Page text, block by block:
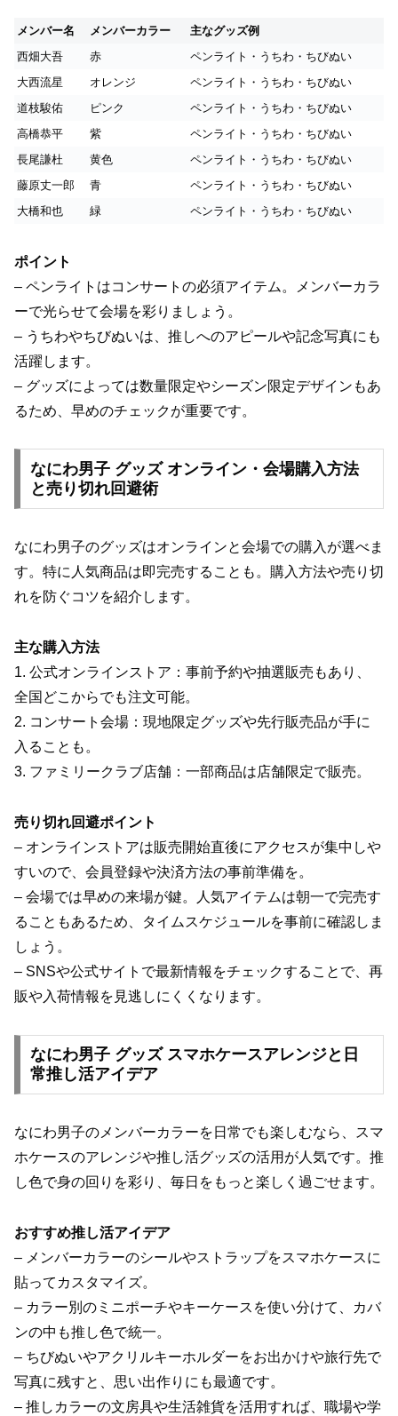
メンバー名 メンバーカラー
主なグッズ例
西畑大吾
赤
ペンライト・うちわ・ちびぬい
大西流星
オレンジ
ペンライト・うちわ・ちびぬい
道枝駿佑
ピンク
ペンライト・うちわ・ちびぬい
高橋恭平
紫
ペンライト・うちわ・ちびぬい
長尾謙杜
黄色
ペンライト・うちわ・ちびぬい
藤原丈一郎
青
ペンライト・うちわ・ちびぬい
大橋和也
緑 ペンライト・うちわ・ちびぬい
ポイント
– ペンライトはコンサートの必須アイテム。メンバーカラ
ーで光らせて会場を彩りましょう。
– うちわやちびぬいは、推しへのアピールや記念写真にも
活躍します。
– グッズによっては数量限定やシーズン限定デザインもあ
るため、早めのチェックが重要です。
なにわ男子 グッズ オンライン・会場購入方法
と売り切れ回避術
なにわ男子のグッズはオンラインと会場での購入が選べま
す。特に人気商品は即完売することも。購入方法や売り切
れを防ぐコツを紹介します。
主な購入方法
1. 公式オンラインストア：事前予約や抽選販売もあり、
全国どこからでも注文可能。
2. コンサート会場：現地限定グッズや先行販売品が手に
入ることも。
3. ファミリークラブ店舗：一部商品は店舗限定で販売。
売り切れ回避ポイント
– オンラインストアは販売開始直後にアクセスが集中しや
すいので、会員登録や決済方法の事前準備を。
– 会場では早めの来場が鍵。人気アイテムは朝一で完売す
ることもあるため、タイムスケジュールを事前に確認しま
しょう。
– SNSや公式サイトで最新情報をチェックすることで、再
販や入荷情報を見逃しにくくなります。
なにわ男子 グッズ スマホケースアレンジと日
常推し活アイデア
なにわ男子のメンバーカラーを日常でも楽しむなら、スマ
ホケースのアレンジや推し活グッズの活用が人気です。推
し色で身の回りを彩り、毎日をもっと楽しく過ごせます。
おすすめ推し活アイデア
– メンバーカラーのシールやストラップをスマホケースに
貼ってカスタマイズ。
– カラー別のミニポーチやキーケースを使い分けて、カバ
ンの中も推し色で統一。
– ちびぬいやアクリルキーホルダーをお出かけや旅行先で
写真に残すと、思い出作りにも最適です。
– 推しカラーの文房具や生活雑貨を活用すれば、職場や学